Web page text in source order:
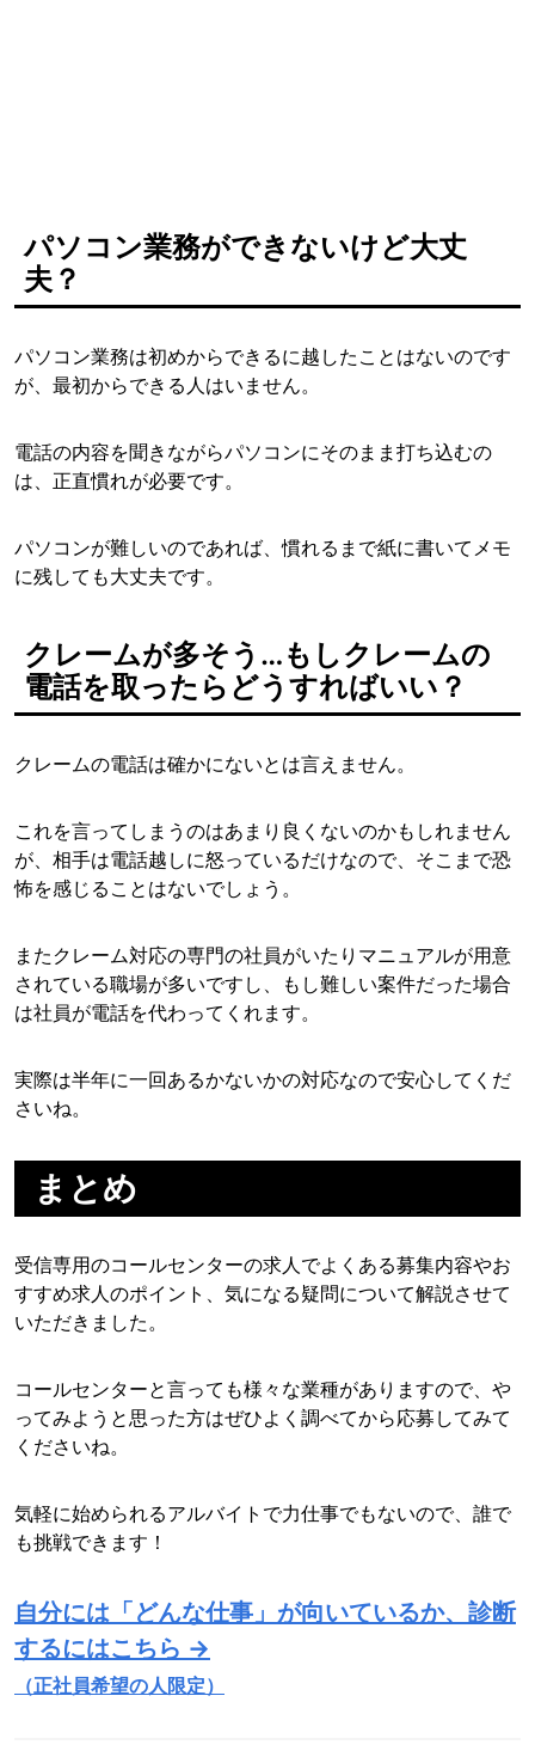
パソコン業務ができないけど大丈
夫？
パソコン業務は初めからできるに越したことはないのです
が、最初からできる人はいません。
電話の内容を聞きながらパソコンにそのまま打ち込むの
は、正直慣れが必要です。
パソコンが難しいのであれば、慣れるまで紙に書いてメモ
に残しても大丈夫です。
クレームが多そう…もしクレームの
電話を取ったらどうすればいい？
クレームの電話は確かにないとは言えません。
これを言ってしまうのはあまり良くないのかもしれません
が、相手は電話越しに怒っているだけなので、そこまで恐
怖を感じることはないでしょう。
またクレーム対応の専門の社員がいたりマニュアルが用意
されている職場が多いですし、もし難しい案件だった場合
は社員が電話を代わってくれます。
実際は半年に一回あるかないかの対応なので安心してくだ
さいね。
まとめ
受信専用のコールセンターの求人でよくある募集内容やお
すすめ求人のポイント、気になる疑問について解説させて
いただきました。
コールセンターと言っても様々な業種がありますので、や
ってみようと思った方はぜひよく調べてから応募してみて
くださいね。
気軽に始められるアルバイトで力仕事でもないので、誰で
も挑戦できます！
自分には「どんな仕事」が向いているか、診断
するにはこちら →
（正社員希望の人限定）